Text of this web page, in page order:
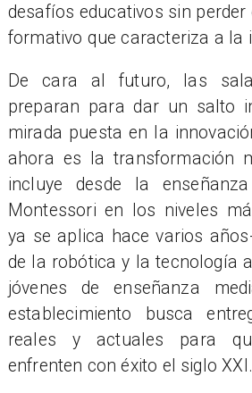
desafíos educativos sin
formativo que caracteriza a la
De cara al futuro, las
preparan para dar un salto
mirada puesta en la
ahora es la transformación
incluye desde la
Montessori en los niveles
ya se aplica hace varios
de la robótica y la tecnología
jóvenes de enseñanza
establecimiento busca
reales y actuales para
enfrenten con éxito el siglo XXI.